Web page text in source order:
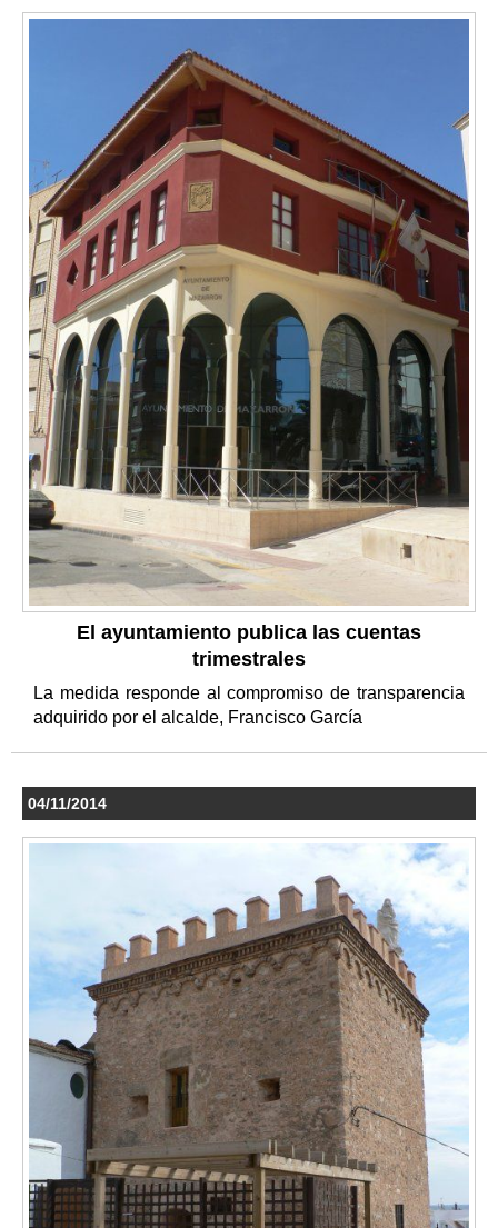
El ayuntamiento publica las cuentas
trimestrales
La medida responde al compromiso de transparencia
adquirido por el alcalde, Francisco García
04/11/2014